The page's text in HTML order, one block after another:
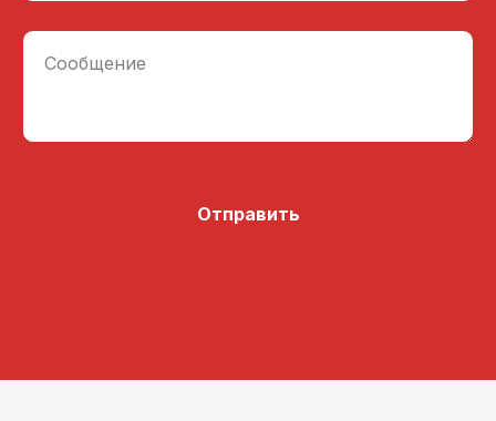
Сообщение
Отправить